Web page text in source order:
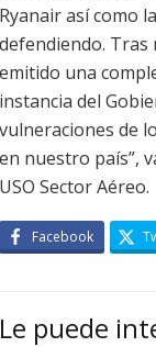
Ryanair así como
defendiendo. Tras
emitido una
instancia del
vulneraciones de
en nuestro país”,
USO Sector Aéreo.
Facebook
Le puede